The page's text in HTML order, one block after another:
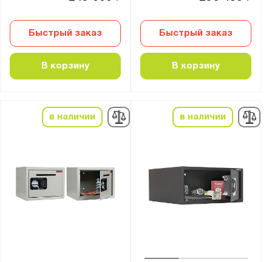
Быстрый заказ
В корзину
Быстрый заказ
В корзину
в наличии в наличии
Количество стволов :
от до
Максимальная высота ствола, мм:
от до
Желтый (RAL 1006)